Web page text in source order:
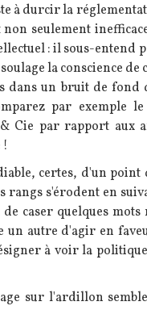
à durcir la
seulement
: il sous-entend
la conscience
dans un bruit de
par exemple
Cie par rapport aux
!
certes, d'un
rangs s'érodent en
caser quelques
un autre d'agir en
à voir la
sur l'ardillon